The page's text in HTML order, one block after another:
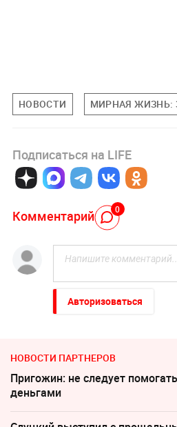
НОВОСТИ МИРНАЯ ЖИЗНЬ:
Подписаться на LIFE
Комментарий 0
Авторизоваться
НОВОСТИ ПАРТНЕРОВ
Пригожин: не следует
деньгами